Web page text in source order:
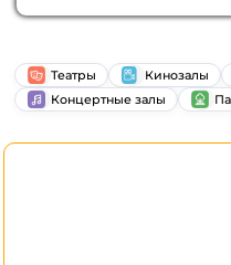
Театры Кинозалы
Концертные залы